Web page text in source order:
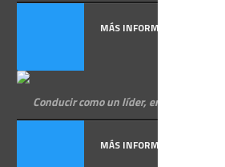
MÁS INFORMACIÓN
Conducir como un líder, en hebreo
MÁS INFORMACIÓN